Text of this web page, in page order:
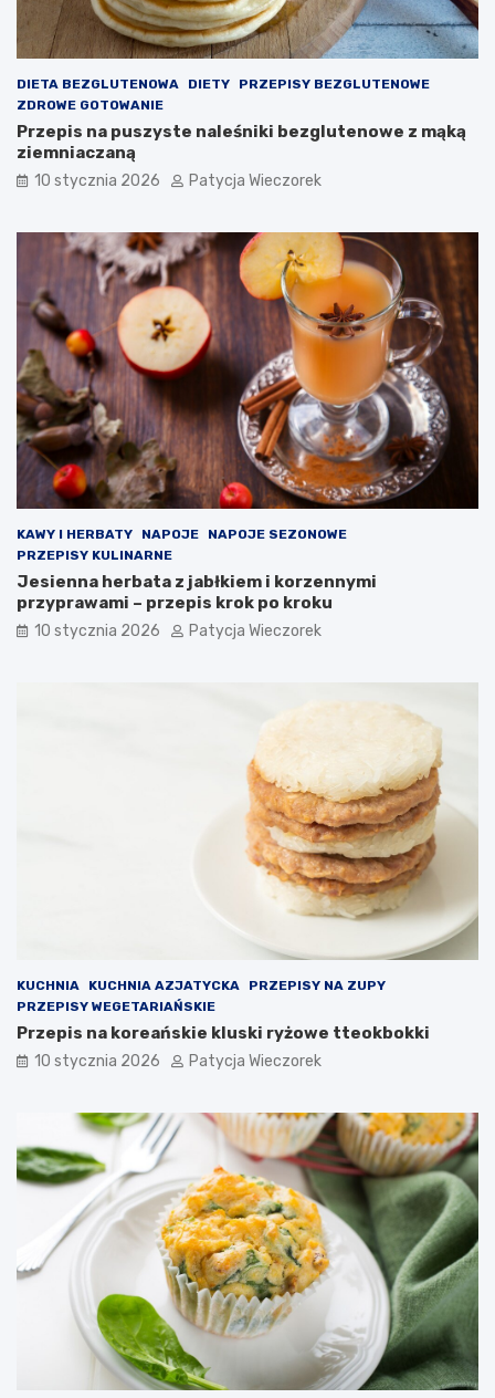
DIETA BEZGLUTENOWA DIETY
PRZEPISY BEZGLUTENOWE
ZDROWE GOTOWANIE
Przepis na puszyste naleśniki bezglutenowe z mąką
ziemniaczaną
10 stycznia 2026 Patycja Wieczorek
KAWY I HERBATY NAPOJE
NAPOJE SEZONOWE
PRZEPISY KULINARNE
Jesienna herbata z jabłkiem i korzennymi
przyprawami – przepis krok po kroku
10 stycznia 2026 Patycja Wieczorek
KUCHNIA KUCHNIA AZJATYCKA
PRZEPISY NA ZUPY
PRZEPISY WEGETARIAŃSKIE
Przepis na koreańskie kluski ryżowe tteokbokki
10 stycznia 2026 Patycja Wieczorek